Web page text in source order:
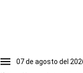
07 de agosto del